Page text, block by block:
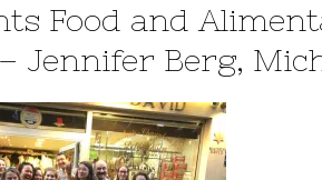
Food and
Jennifer Berg,